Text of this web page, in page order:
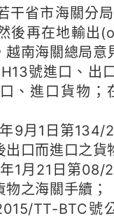
干省市海關分
後再在地輸出
南海關總局意
號進口、出
、進口貨物
9月1日第
口而進口之貨
1月21日第
之海關手續；
TT-BTC號